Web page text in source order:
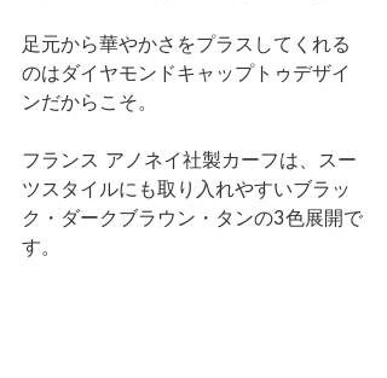
足元から華やかさをプラスしてくれる
のはダイヤモンドキャップトゥデザイ
ンだからこそ。
フランス アノネイ社製カーフは、スー
ツスタイルにも取り入れやすいブラッ
ク・ダークブラウン・タンの3色展開で
す。